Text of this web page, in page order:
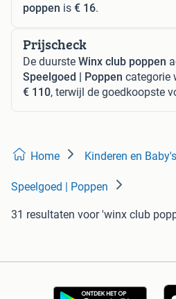
poppen is € 16.
Prijscheck
De duurste Winx club poppen
Speelgoed | Poppen categorie
€ 110, terwijl de goedkoopste
Home Kinderen en Baby's
Speelgoed | Poppen
31 resultaten voor 'winx club